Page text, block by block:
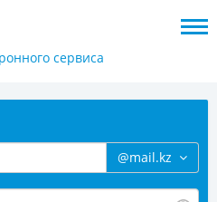
сервиса
@mail.kz